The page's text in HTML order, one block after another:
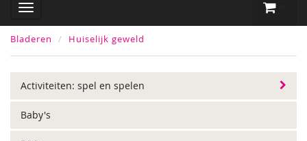
Bladeren Huiselijk geweld
Activiteiten: spel en spelen
Baby's